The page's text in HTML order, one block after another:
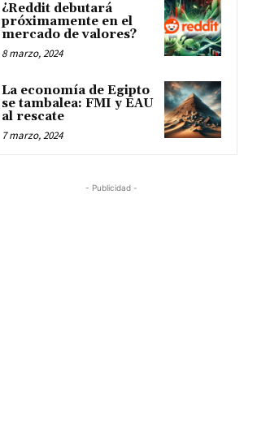
¿Reddit debutará
próximamente en el
mercado de valores?
8 marzo, 2024
La economía de Egipto
se tambalea: FMI y EAU
al rescate
7 marzo, 2024
- Publicidad -